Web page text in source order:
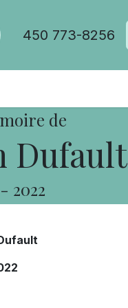
450 773-8256
de
Dufault
- 2022